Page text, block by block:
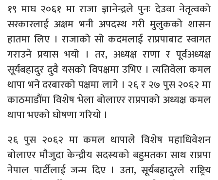
१९ माघ २०६१ मा राजा ज्ञानेन्द्रले पुनः देउवा नेतृत्वको
सरकारलाई अक्षम भनी अपदस्थ गरी मुलुकको शासन
हातमा लिए । राजाको सो कदमलाई राप्रपाबाट स्वागत
गराउने प्रयास भयो । तर, अध्यक्ष राणा र पूर्वअध्यक्ष
सूर्यबहादुर दुवै यसको विपक्षमा उभिए । त्यतिवेला कमल
थापा भने दरबारको पक्षमा लागे । २६ र २७ पुस २०६२ मा
काठमाडौंमा विशेष भेला बोलाएर राप्रपाको अध्यक्ष कमल
थापा भएको घोषणा गरियो ।
२६ पुस २०६२ मा कमल थापाले विशेष महाधिवेशन
बोलाएर मौजुदा केन्द्रीय सदस्यको बहुमतका साथ राप्रपा
नेपाल पार्टीलाई जन्म दिए । उता, सूर्यबहादुरले राष्ट्रिय